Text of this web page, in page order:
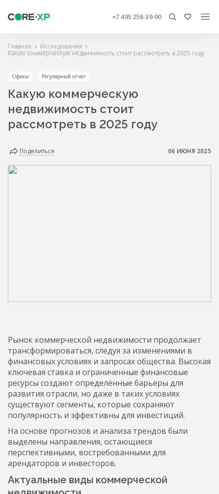
+7 495 258-39-90
Главная
Исследования
Какую коммерческую недвижимость стоит рассмотреть в 2025 году
Офисы Регулярный отчёт
Какую коммерческую
недвижимость стоит
рассмотреть в 2025 году
Поделиться 06 ИЮНЯ 2025
Рынок коммерческой недвижимости продолжает
трансформироваться, следуя за изменениями в
финансовых условиях и запросах общества. Высокая
ключевая ставка и ограниченные финансовые
ресурсы создают определённые барьеры для
развития отрасли, но даже в таких условиях
существуют сегменты, которые сохраняют
популярность и эффективны для инвестиций.
На основе прогнозов и анализа трендов были
выделены направления, остающиеся
перспективными, востребованными для
арендаторов и инвесторов.
Актуальные виды коммерческой